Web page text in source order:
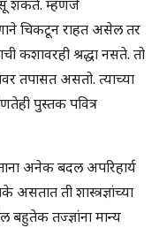
असू शकते. म्हणजे
चिकटून राहत असेल तर
कशावरही श्रद्धा नसते. तो
तपासत असतो. त्याच्या
पुस्तक पवित्र
अनेक बदल अपरिहार्य
असतात ती शास्त्रज्ञांच्या
बहुतेक तज्ज्ञांना मान्य